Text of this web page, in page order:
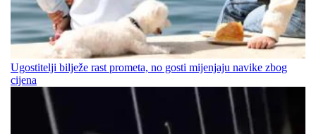
Ugostitelji bilježe rast prometa, no gosti mijenjaju navike zbog
cijena